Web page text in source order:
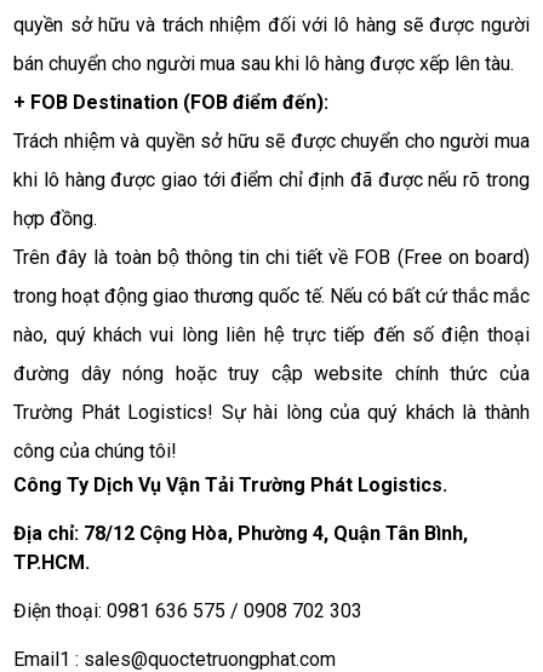
quyền sở hữu và trách nhiệm đối với lô hàng sẽ được người
bán chuyển cho người mua sau khi lô hàng được xếp lên tàu.
+ FOB Destination (FOB điểm đến):
Trách nhiệm và quyền sở hữu sẽ được chuyển cho người mua
khi lô hàng được giao tới điểm chỉ định đã được nếu rõ trong
hợp đồng.
Trên đây là toàn bộ thông tin chi tiết về FOB (Free on board)
trong hoạt động giao thương quốc tế. Nếu có bất cứ thắc mắc
nào, quý khách vui lòng liên hệ trực tiếp đến số điện thoại
đường dây nóng hoặc truy cập website chính thức của
Trường Phát Logistics! Sự hài lòng của quý khách là thành
công của chúng tôi!
Công Ty Dịch Vụ Vận Tải Trường Phát Logistics.
Địa chỉ: 78/12 Cộng Hòa, Phường 4, Quận Tân Bình,
TP.HCM.
Điện thoại: 0981 636 575 / 0908 702 303
Email1 : sales@quoctetruongphat.com